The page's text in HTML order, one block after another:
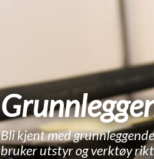
Bli kjent med
bruker utstyr og verktøy